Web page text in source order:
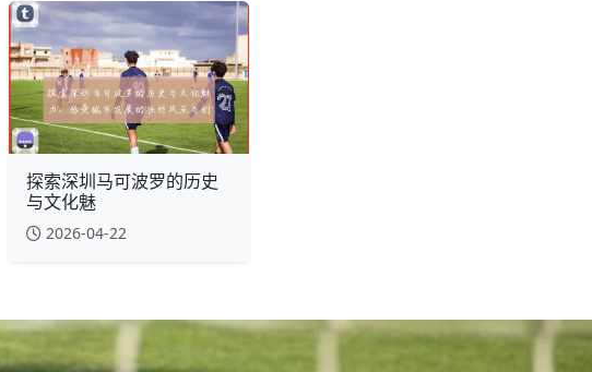
探索深圳马可波罗的历史
与文化魅
2026-04-22